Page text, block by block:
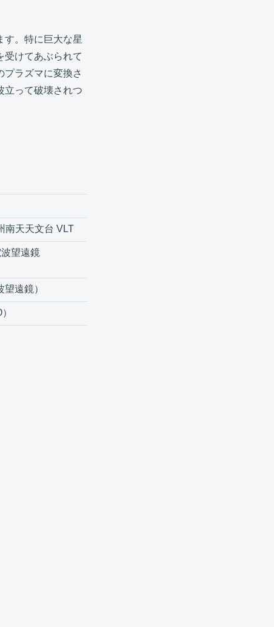
す。特に巨大な星
受けてあぶられて
プラズマに変換さ
立って破壊されつ
南天天文台 VLT
望遠鏡
遠鏡）